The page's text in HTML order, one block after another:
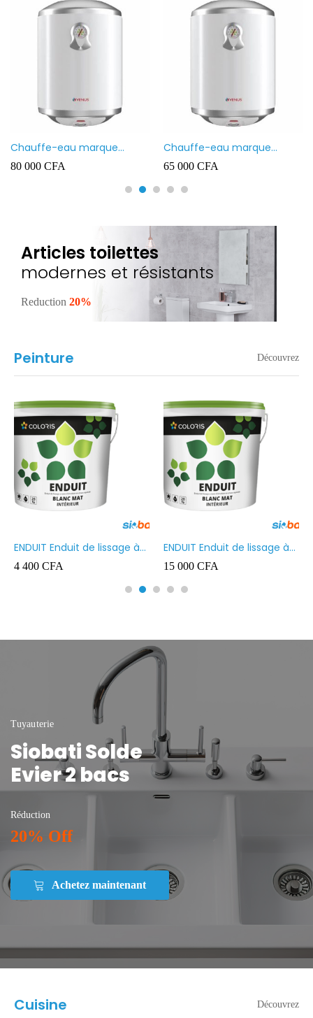
Chauffe-eau marque
VENUS 80L
80 000 CFA
Chauffe-eau marque
VENUS 50L
65 000 CFA
Articles toilettes
modernes et résistants
Reduction 20%
Peinture Découvrez
ENDUIT Enduit de lissage à
base d’émulsion en phase
aqueuse 5kg
4 400 CFA
ENDUIT Enduit de lissage à
base d’émulsion en phase
aqueuse 20kg
15 000 CFA
Tuyauterie
Siobati Solde
Evier 2 bacs
Réduction
20% Off
Achetez maintenant
Cuisine Découvrez